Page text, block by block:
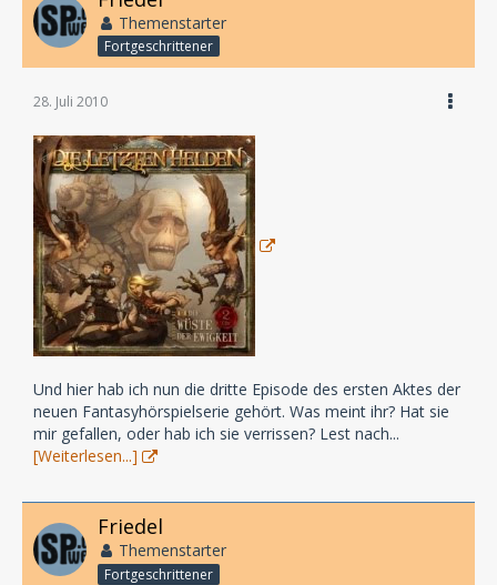
Themenstarter
Fortgeschrittener
28. Juli 2010
Und hier hab ich nun die dritte Episode des ersten Aktes der
neuen Fantasyhörspielserie gehört. Was meint ihr? Hat sie
mir gefallen, oder hab ich sie verrissen? Lest nach...
[Weiterlesen...]
Friedel
Themenstarter
Fortgeschrittener